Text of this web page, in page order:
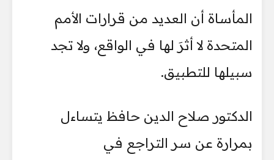
المأساة أن العديد من قرارات الأمم
المتحدة لا أثرَ لها في الواقع، ولا تجد
سبيلها للتطبيق.
الدكتور صلاح الدين حافظ يتساءل
بمرارة عن سر التراجع في